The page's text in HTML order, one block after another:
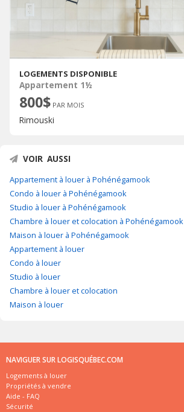
LOGEMENTS DISPONIBLE
Appartement 1½
800$ PAR MOIS
Rimouski
VOIR AUSSI
Appartement à louer à Pohénégamook
Condo à louer à Pohénégamook
Studio à louer à Pohénégamook
Chambre à louer et colocation à Pohénégamook
Maison à louer à Pohénégamook
Appartement à louer
Condo à louer
Studio à louer
Chambre à louer et colocation
Maison à louer
NAVIGUER SUR LOGISQUÉBEC.COM
Logements à louer
Propriétés à vendre
Aide - FAQ
Sécurité